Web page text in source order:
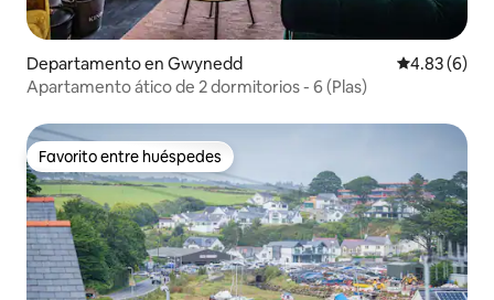
Departamento en Gwynedd Calificación
4.83 (6)
Apartamento ático de 2 dormitorios - 6 (Plas)
Favorito entre huéspedes
Favorito entre huéspedes